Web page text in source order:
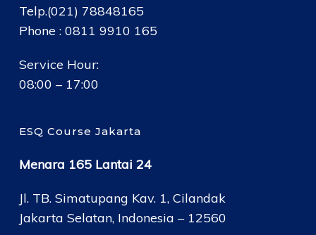
Telp.(021) 78848165
Phone : 0811 9910 165
Service Hour:
08:00 – 17:00
ESQ Course Jakarta
Menara 165 Lantai 24
Jl. TB. Simatupang Kav. 1, Cilandak
Jakarta Selatan, Indonesia – 12560